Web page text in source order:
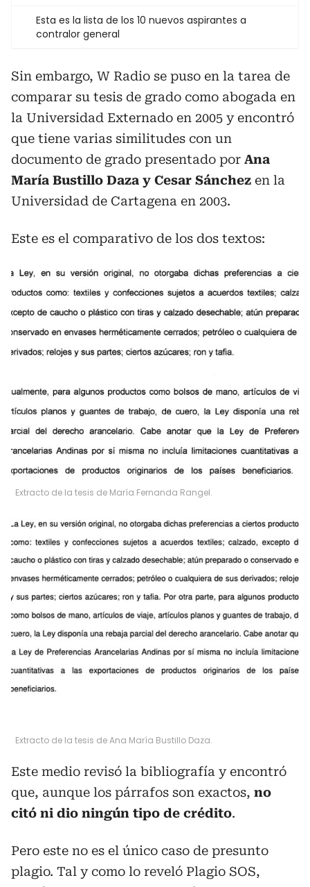
Esta es la lista de los 10 nuevos aspirantes a
contralor general
Sin embargo, W Radio se puso en la tarea de
comparar su tesis de grado como abogada en
la Universidad Externado en 2005 y encontró
que tiene varias similitudes con un
documento de grado presentado por Ana
María Bustillo Daza y Cesar Sánchez en la
Universidad de Cartagena en 2003.
Este es el comparativo de los dos textos:
Extracto de la tesis de María Fernanda Rangel.
Extracto de la tesis de Ana María Bustillo Daza.
Este medio revisó la bibliografía y encontró
que, aunque los párrafos son exactos, no
citó ni dio ningún tipo de crédito.
Pero este no es el único caso de presunto
plagio. Tal y como lo reveló Plagio SOS,